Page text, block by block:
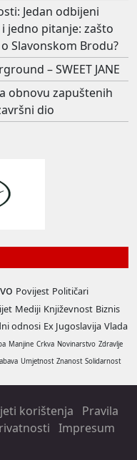
Jedan odbijeni
jedno pitanje: zašto
Slavonskom Brodu?
– SWEET JANE
obnovu zapuštenih
dio
Povijest Političari
Mediji Književnost Biznis
odnosi Ex Jugoslavija Vlada
Manjine Crkva Novinarstvo Zdravlje
Umjetnost Znanost Solidarnost
korištenja
Pravila
Impresum